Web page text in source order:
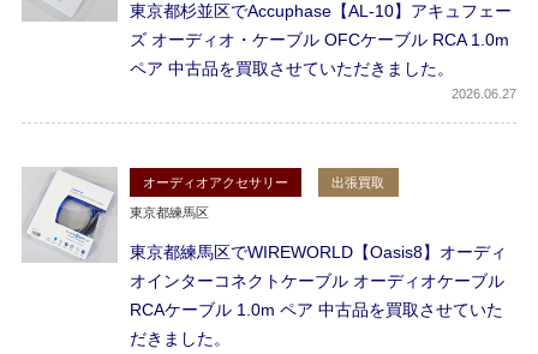
東京都杉並区でAccuphase【AL-10】アキュフェー
ズ オーディオ・ケーブル OFCケーブル RCA 1.0m
ペア 中古品を買取させていただきました。
2026 06.27
オーディオアクセサリー 出張買取
東京都練馬区
東京都練馬区でWIREWORLD【Oasis8】オーディ
オインターコネクトケーブル オーディオケーブル
RCAケーブル 1.0m ペア 中古品を買取させていた
だきました。